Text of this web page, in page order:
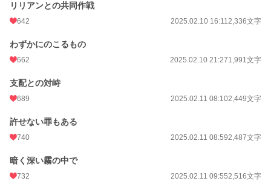
リリアンとの共同作戦
642 2025.02.10 16:112,336文字
わずかにのこるもの
662 2025.02.10 21:271,991文字
支配との対峙
689 2025.02.11 08:102,449文字
許せない罪もある
740 2025.02.11 08:592,487文字
暗く深い霧の中で
732 2025.02.11 09:552,516文字